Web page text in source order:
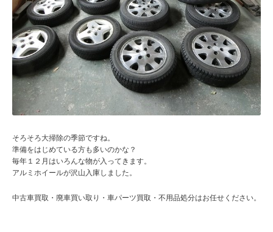
そろそろ大掃除の季節ですね。
準備をはじめている方も多いのかな？
毎年１２月はいろんな物が入ってきます。
アルミホイールが沢山入庫しました。
中古車買取・廃車買い取り・車パーツ買取・不用品処分はお任せください。